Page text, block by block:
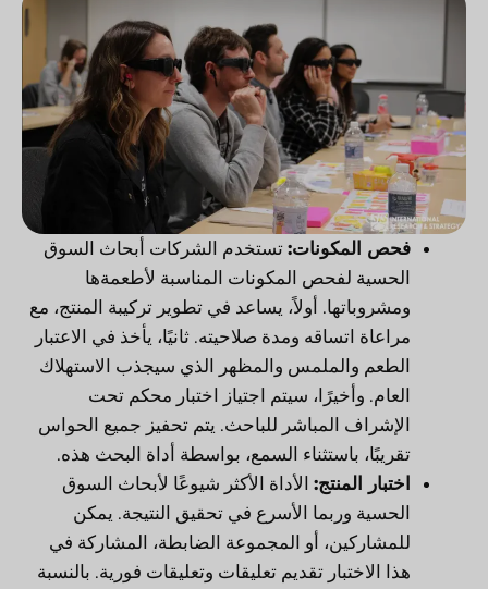
فحص المكونات: تستخدم الشركات أبحاث السوق
الحسية لفحص المكونات المناسبة لأطعمةها
ومشروباتها. أولاً، يساعد في تطوير تركيبة المنتج، مع
مراعاة اتساقه ومدة صلاحيته. ثانيًا، يأخذ في الاعتبار
الطعم والملمس والمظهر الذي سيجذب الاستهلاك
العام. وأخيرًا، سيتم اجتياز اختبار محكم تحت
الإشراف المباشر للباحث. يتم تحفيز جميع الحواس
تقريبًا، باستثناء السمع، بواسطة أداة البحث هذه.
اختبار المنتج: الأداة الأكثر شيوعًا لأبحاث السوق
الحسية وربما الأسرع في تحقيق النتيجة. يمكن
للمشاركين، أو المجموعة الضابطة، المشاركة في
هذا الاختبار تقديم تعليقات وتعليقات فورية. بالنسبة